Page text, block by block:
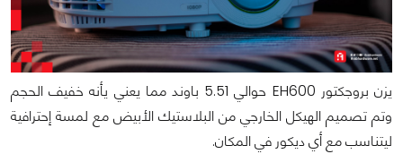
يزن بروجكتور EH600 حوالي 5.51 باوند مما يعني يأنه خفيف الحجم
وتم تصميم الهيكل الخارجي من البلاستيك الأبيض مع لمسة إحترافية
ليتناسب مع أي ديكور في المكان.